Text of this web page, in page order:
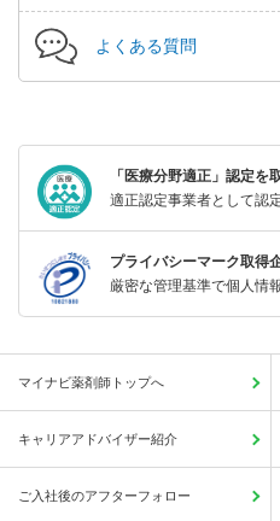
よくある質問
「医療分野適正」認定を
適正認定事業者として認
プライバシーマーク取得
厳密な管理基準で個人情
マイナビ薬剤師トップへ
キャリアアドバイザー紹介
ご入社後のアフターフォロー